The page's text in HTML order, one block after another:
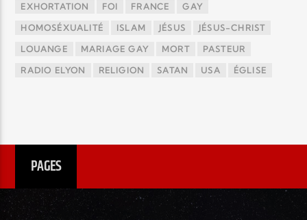
EXHORTATION FOI FRANCE GAY
HOMOSÉXUALITÉ ISLAM JÉSUS JÉSUS-CHRIST
LOUANGE MARIAGE GAY MORT PASTEUR
RADIO ELYON RELIGION SATAN USA ÉGLISE
PAGES